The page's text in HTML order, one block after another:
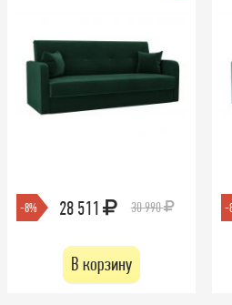
-8% 28 511 30 990
В корзину
-